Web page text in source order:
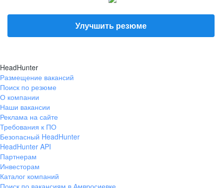
Улучшить резюме
HeadHunter
Размещение вакансий
Поиск по резюме
О компании
Наши вакансии
Реклама на сайте
Требования к ПО
Безопасный HeadHunter
HeadHunter API
Партнерам
Инвесторам
Каталог компаний
Поиск по вакансиям в Амвросиевке